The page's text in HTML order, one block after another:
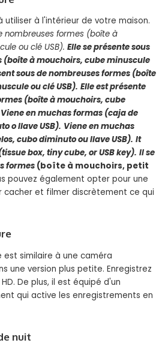
utiliser à l'intérieur de votre maison.
nombreuses formes (boîte à
ou clé USB). Elle se présente sous
(boîte à mouchoirs, cube minuscule
sous de nombreuses formes (boîte
ou clé USB). Elle est présente
(boîte à mouchoirs, cube
Viene en muchas formas (caja de
o llave USB). Viene en muchas
cubo diminuto ou llave USB). It
box, tiny cube, or USB key). Il se
formes (boîte à mouchoirs, petit
pouvez également opter pour une
cacher et filmer discrètement ce qui
est similaire à une caméra
une version plus petite. Enregistrez
De plus, il est équipé d'un
qui active les enregistrements en
nuit